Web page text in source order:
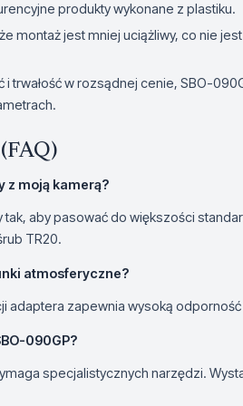
produkty wykonane z plastiku.
montaż jest mniej uciążliwy, co nie
i trwałość w rozsądnej cenie, SBO-
z moją kamerą?
aby pasować do większości
TR20.
atmosferyczne?
adaptera zapewnia wysoką
090GP?
specjalistycznych narzędzi.